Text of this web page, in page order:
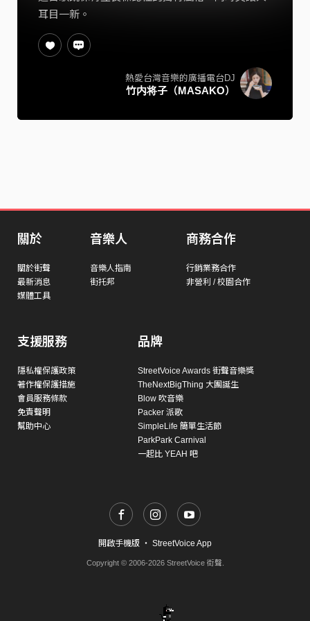
耳目一新。
熱愛台灣音樂的廣播電台DJ
竹内将子（MASAKO）
關於
關於街聲
最新消息
媒體工具
音樂人
音樂人指南
街托邦
商務合作
行銷業務合作
非營利 / 校園合作
支援服務
隱私權保護政策
著作權保護措施
會員服務條款
免責聲明
幫助中心
品牌
StreetVoice Awards 街聲音樂獎
TheNextBigThing 大團誕生
Blow 吹音樂
Packer 派歌
SimpleLife 簡單生活節
ParkPark Carnival
一起比 YEAH 吧
開啟手機版 ・ StreetVoice App
Copyright © 2006-2026 StreetVoice 街聲.